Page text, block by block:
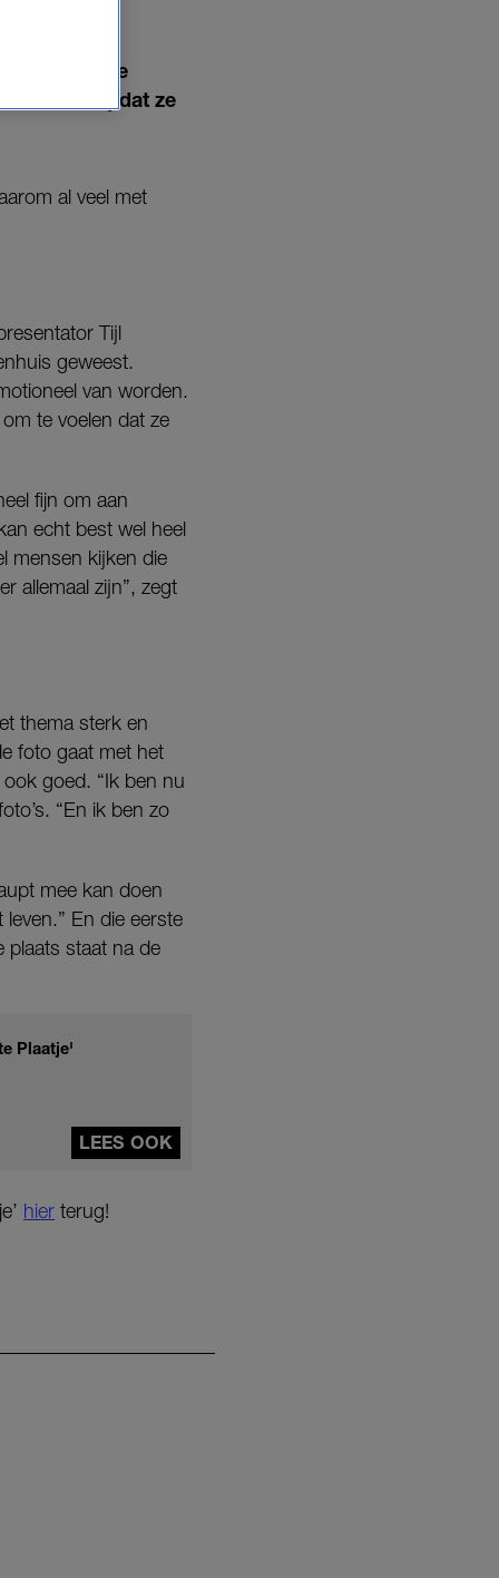
In deze
is blij dat ze
al veel met
Tijl
geweest.
van worden.
te voelen dat ze
fijn om aan
echt best wel heel
mensen kijken die
allemaal zijn”, zegt
thema sterk en
foto gaat met het
goed. “Ik ben nu
“En ik ben zo
mee kan doen
En die eerste
plaats staat na de
Plaatje'
LEES OOK
hier terug!